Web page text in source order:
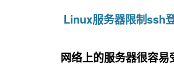
Linux服务器限制ssh
网络上的服务器很容